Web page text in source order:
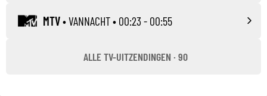
MTV•VANNACHT• 00:23 - 00:55
ALLE TV-UITZENDINGEN · 90